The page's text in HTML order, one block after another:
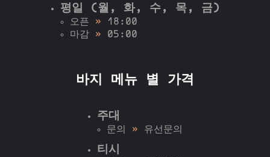
평일 (월, 화, 수, 목, 금)
오픈 » 18:00
마감 » 05:00
바지 메뉴 별 가격
주대
문의 » 유선문의
티시